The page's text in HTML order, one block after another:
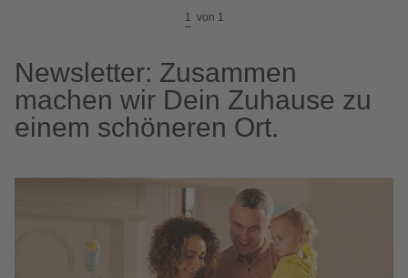
1 von 1
Newsletter: Zusammen
machen wir Dein Zuhause zu
einem schöneren Ort.